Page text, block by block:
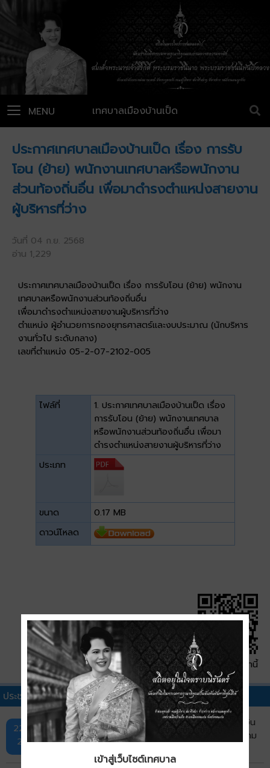
เทศบาลเมืองบ้านเป็ด
MENU
ประกาศเทศบาลเมืองบ้านเป็ด เรื่อง การรับ
โอน (ย้าย) พนักงานเทศบาลหรือพนักงาน
ส่วนท้องถิ่นอื่น เพื่อมาดำรงตำแหน่งสายงาน
ผู้บริหารที่ว่าง
วันที่ 04 ก.ย. 2568
อ่าน 1,229
ประกาศเทศบาลเมืองบ้านเป็ด เรื่อง การรับโอน (ย้าย) พนักงาน
เทศบาลหรือพนักงานส่วนท้องถิ่นอื่น
เพื่อมาดำรงตำแหน่งสายงานผู้บริหารที่ว่าง
ตำแหน่ง ผู้อำนวยการกองยุทธศาสตร์และงบประมาณ (นักบริหาร
งานทั่วไป ระดับกลาง)
เลขที่ตำแหน่ง 05-2-07-2102-005
ไฟล์ที่
1. ประกาศเทศบาลเมืองบ้านเป็ด เรื่อง
การรับโอน (ย้าย) พนักงานเทศบาล
หรือพนักงานส่วนท้องถิ่นอื่น เพื่อมา
ดำรงตำแหน่งสายงานผู้บริหารที่ว่าง
ประเภท
ขนาด
0.17 MB
ดาวน์โหลด
QR Code หน้านี้
ประชาสัมพันธ์เทศบาลอื่นๆ
22 ก.ค.
2569
ประกาศเทศบาลเมืองบ้านเป็ด เรื่อง รายชื่อผู้มีสิทธิรับเงิน
อุดหนุนเพื่อการเลี้ยงดูเด็กแรกเกิด ประจำเดือนกรกฎาคม
เข้าสู่เว็บไซต์เทศบาล